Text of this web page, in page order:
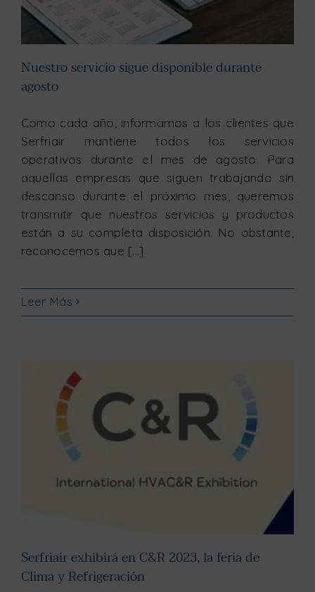
Nuestro servicio sigue disponible durante
agosto
Como cada año, informamos a los clientes que
Serfriair mantiene todos los servicios
operativos durante el mes de agosto. Para
aquellas empresas que siguen trabajando sin
descanso durante el próximo mes, queremos
transmitir que nuestros servicios y productos
están a su completa disposición. No obstante,
reconocemos que [...]
Leer Más
Serfriair exhibirá en C&R 2023, la feria de
Clima y Refrigeración